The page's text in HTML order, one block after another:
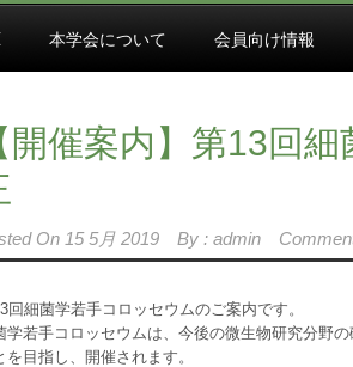
本学会について 会員向け情報
開催案内】第13回
On 15 5月 2019 By : admin
回細菌学若手コロッセウムのご案内です。
学若手コロッセウムは、今後の微生物研究分野
を目指し、開催されます。